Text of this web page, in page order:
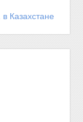
Казахстане